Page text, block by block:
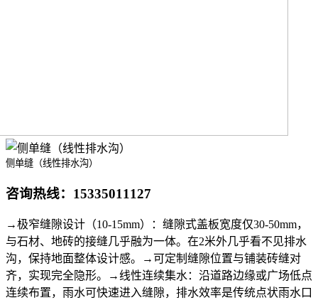
侧单缝（线性排水沟）
咨询热线： 15335011127
→极窄缝隙设计（10-15mm）：缝隙式盖板宽度仅30-50mm，
与石材、地砖的接缝几乎融为一体。在2米外几乎看不见排水
沟，保持地面整体设计感。→可定制缝隙位置与铺装砖缝对
齐，实现完全隐形。→线性连续集水：沿道路边缘或广场低点
连续布置，雨水可快速进入缝隙，排水效率是传统点状雨水口